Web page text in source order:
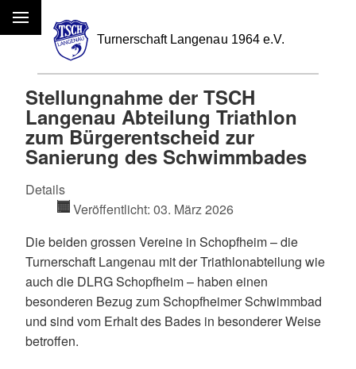
Menü
Stellungnahme der TSCH
Langenau Abteilung Triathlon
zum Bürgerentscheid zur
Sanierung des Schwimmbades
Details
Veröffentlicht: 03. März 2026
Die beiden grossen Vereine in Schopfheim – die
Turnerschaft Langenau mit der Triathlonabteilung wie
auch die DLRG Schopfheim – haben einen
besonderen Bezug zum Schopfheimer Schwimmbad
und sind vom Erhalt des Bades in besonderer Weise
betroffen.